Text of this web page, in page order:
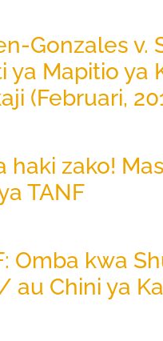
Gonzales v.
ya Mapitio ya
(Februari,
haki zako!
TANF
Omba kwa
au Chini ya